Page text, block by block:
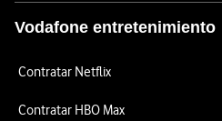
Vodafone entretenimiento
Contratar Netflix
Contratar HBO Max